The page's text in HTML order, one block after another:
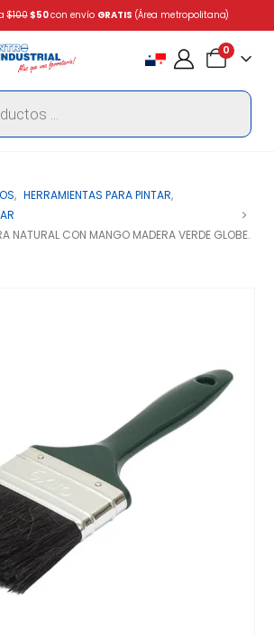
$100 $50con envío GRATIS (Área metropolitana)
0
, HERRAMIENTAS PARA PINTAR,
NATURAL CON MANGO MADERA VERDE GLOBE.